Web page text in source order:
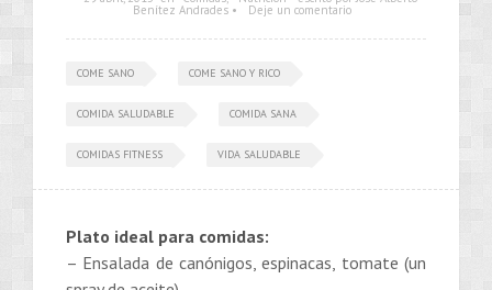
Benítez Andrades • Deje un comentario
COME SANO COME SANO Y RICO
COMIDA SALUDABLE COMIDA SANA
COMIDAS FITNESS VIDA SALUDABLE
Plato ideal para comidas:
– Ensalada de canónigos, espinacas, tomate (un